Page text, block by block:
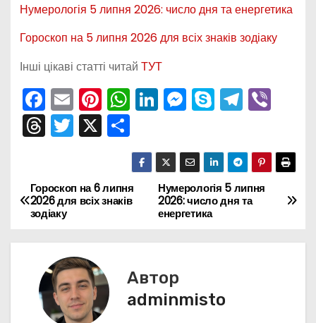
Нумерологія 5 липня 2026: число дня та енергетика
Гороскоп на 5 липня 2026 для всіх знаків зодіаку
Інші цікаві статті читай ТУТ
F
a
c
b
o
o
k
E
m
ai
Pi
nt
er
st
W
h
a
ts
A
p
p
Li
n
k
e
dI
n
M
e
s
s
e
n
g
S
k
y
p
e
T
el
e
gr
a
m
Vi
er
T
hr
a
d
s
T
w
er
X П
о
ді
л
и
т
с
я
Н
а
Нумерологія 5 липня
2026: число дня та
енергетика
Гороскоп на 6 липня
2026 для всіх знаків
зодіаку
Автор
adminmisto